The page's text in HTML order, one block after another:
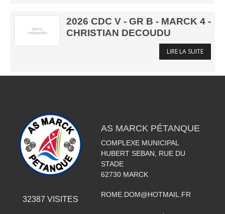
2026 CDC V - GR B - MARCK 4 -
CHRISTIAN DECOUDU
LIRE LA SUITE
32387 VISITES
AS MARCK PÉTANQUE
COMPLEXE MUNICIPAL
HUBERT SEBAN, RUE DU
STADE
62730 MARCK
ROME.DOM@HOTMAIL.FR